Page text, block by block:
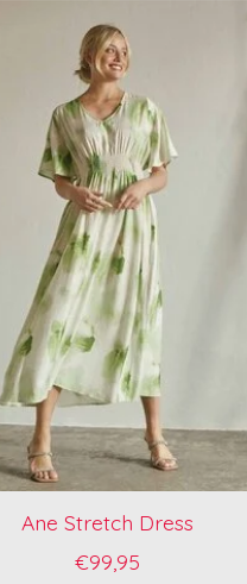
Ane Stretch Dress
€99,95